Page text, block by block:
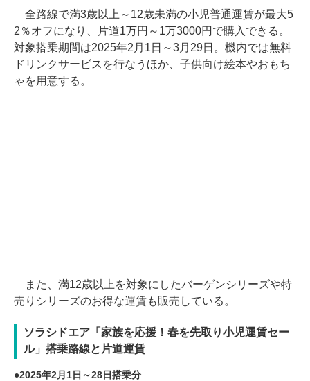
全路線で満3歳以上～12歳未満の小児普通運賃が最大5
2％オフになり、片道1万円～1万3000円で購入できる。
対象搭乗期間は2025年2月1日～3月29日。機内では無料
ドリンクサービスを行なうほか、子供向け絵本やおもち
ゃを用意する。
また、満12歳以上を対象にしたバーゲンシリーズや特
売りシリーズのお得な運賃も販売している。
ソラシドエア「家族を応援！春を先取り小児運賃セー
ル」搭乗路線と片道運賃
2025年2月1日～28日搭乗分